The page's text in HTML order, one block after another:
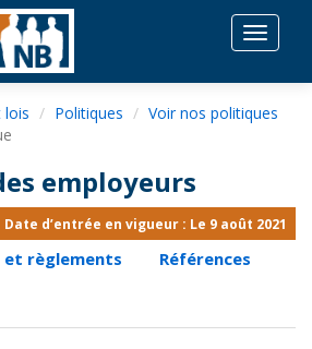
Toggle
lois Politiques
Voir nos politiques
employeurs
d’entrée en vigueur : Le 9 août 2021
et règlements Références